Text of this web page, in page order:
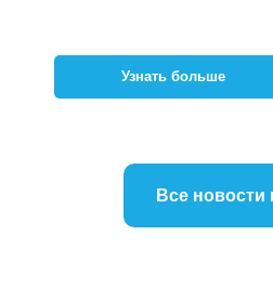
Узнать больше
Все